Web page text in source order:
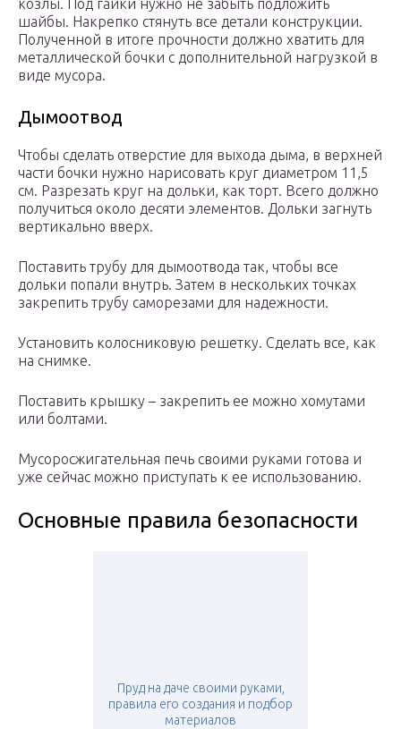
козлы. Под гайки нужно не забыть подложить
шайбы. Накрепко стянуть все детали конструкции.
Полученной в итоге прочности должно хватить для
металлической бочки с дополнительной нагрузкой в
виде мусора.
Дымоотвод
Чтобы сделать отверстие для выхода дыма, в верхней
части бочки нужно нарисовать круг диаметром 11,5
см. Разрезать круг на дольки, как торт. Всего должно
получиться около десяти элементов. Дольки загнуть
вертикально вверх.
Поставить трубу для дымоотвода так, чтобы все
дольки попали внутрь. Затем в нескольких точках
закрепить трубу саморезами для надежности.
Установить колосниковую решетку. Сделать все, как
на снимке.
Поставить крышку – закрепить ее можно хомутами
или болтами.
Мусоросжигательная печь своими руками готова и
уже сейчас можно приступать к ее использованию.
Основные правила безопасности
Пруд на даче своими руками,
правила его создания и подбор
материалов